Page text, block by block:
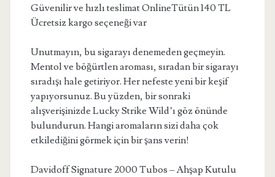
Güvenilir ve hızlı teslimat OnlineTütün 140 TL
Ücretsiz kargo seçeneği var
Unutmayın, bu sigarayı denemeden geçmeyin.
Mentol ve böğürtlen aroması, sıradan bir sigarayı
sıradışı hale getiriyor. Her nefeste yeni bir keşif
yapıyorsunuz. Bu yüzden, bir sonraki
alışverişinizde Lucky Strike Wild’ı göz önünde
bulundurun. Hangi aromaların sizi daha çok
etkilediğini görmek için bir şans verin!
Davidoff Signature 2000 Tubos – Ahşap Kutulu